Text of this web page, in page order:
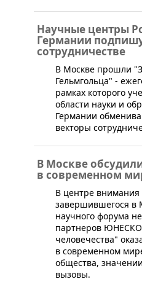
Научные центры
Германии
сотрудничестве
В Москве прошли
Гельмгольца" -
рамках которого
области науки и
Германии
векторы
В Москве
в современном
​В центре внимания
завершившегося в
научного форума
партнеров ЮНЕСКО
человечества"
в современном
общества,
вызовы.